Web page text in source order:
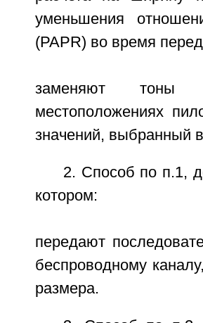
уменьшения
(PAPR) во время
заменяют тоны
местоположениях
значений, выбранный
2. Способ по п.1,
котором:
передают
беспроводному
размера.